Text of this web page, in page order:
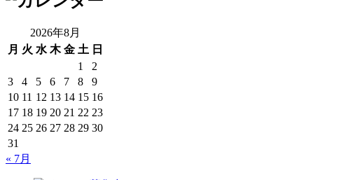
2026年8月
月 火 水 木 金 土 日
1
2
3
4 5 6 7 8
9
10 11 12 13 14 15 16
17 18 19 20 21 22 23
24 25 26 27 28 29 30
31
« 7月